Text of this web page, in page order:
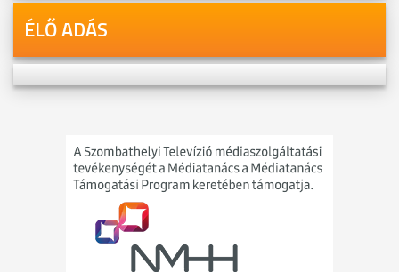
ÉLŐ ADÁS